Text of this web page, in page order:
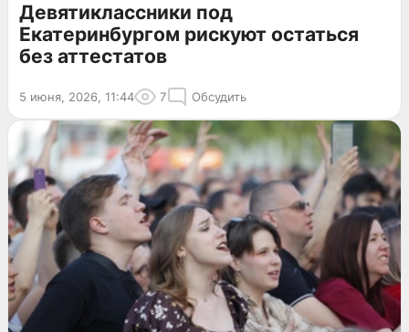
Девятиклассники под
Екатеринбургом рискуют остаться
без аттестатов
5 июня, 2026, 11:44 7 Обсудить